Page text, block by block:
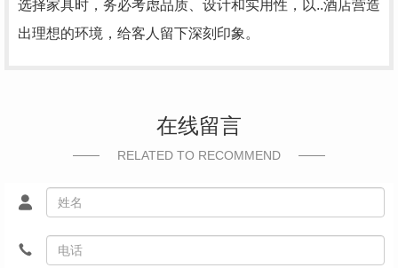
选择家具时，务必考虑品质、设计和实用性，以..酒店营造
出理想的环境，给客人留下深刻印象。
在线留言
RELATED TO RECOMMEND